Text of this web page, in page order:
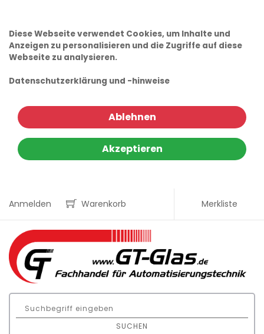
Diese Webseite verwendet Cookies, um Inhalte und
Anzeigen zu personalisieren und die Zugriffe auf diese
Webseite zu analysieren.
Datenschutzerklärung und -hinweise
Ablehnen
Akzeptieren
Anmelden Warenkorb Merkliste
SUCHEN